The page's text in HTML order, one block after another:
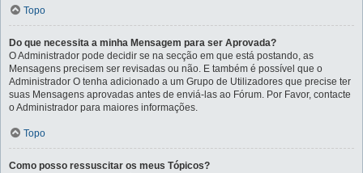
Topo
Do que necessita a minha Mensagem para ser Aprovada?
O Administrador pode decidir se na secção em que está postando, as
Mensagens precisem ser revisadas ou não. E também é possível que o
Administrador O tenha adicionado a um Grupo de Utilizadores que precise ter
suas Mensagens aprovadas antes de enviá-las ao Fórum. Por Favor, contacte
o Administrador para maiores informações.
Topo
Como posso ressuscitar os meus Tópicos?